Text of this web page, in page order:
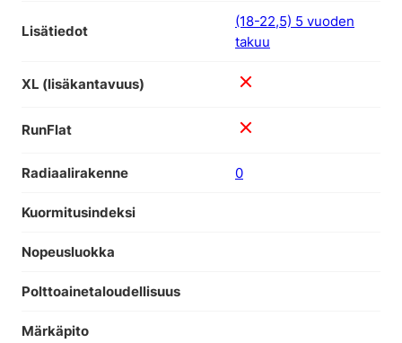
Lisätiedot
(18-22,5) 5 vuoden
takuu
XL (lisäkantavuus)
RunFlat
Radiaalirakenne 0
Kuormitusindeksi
Nopeusluokka
Polttoainetaloudellisuus
Märkäpito